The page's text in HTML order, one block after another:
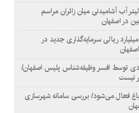
از ۸۰ هزار لیتر آب آشامیدنی میان زائران مراسم
در اصفهان
178 هزار میلیارد ریالی سرمایه‌گذاری جدید در
بهار آزادی توسط افسر وظیفه‌شناس پلیس اصفهان/
نیست
فعال می‌شود/ بررسی سامانه شهرسازی